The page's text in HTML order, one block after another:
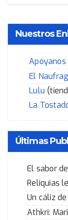
Nuestros
Apóyanos
El
Lulu
La
Últimas
El sabor
Un cáliz
Athkri: